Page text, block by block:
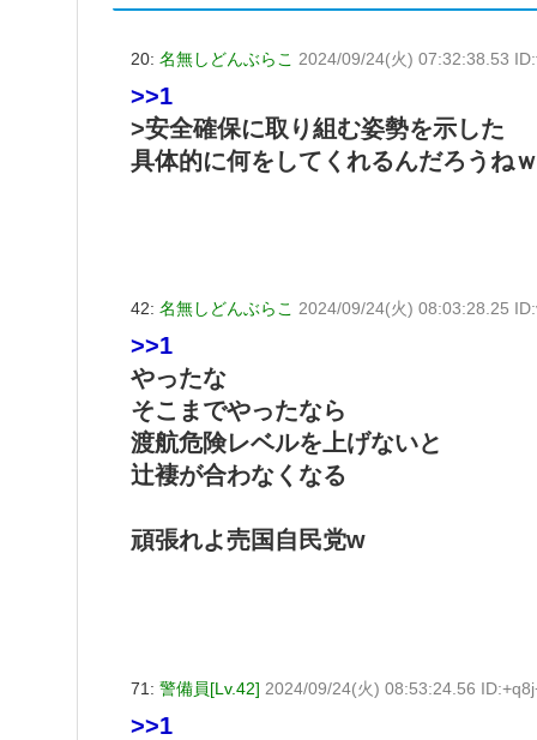
20: 名無しどんぶらこ 2024/09/24(火) 07:32:38.53
>>1
>安全確保に取り組む姿勢を示した
具体的に何をしてくれるんだろうねｗ
42: 名無しどんぶらこ 2024/09/24(火) 08:03:28.25
>>1
やったな
そこまでやったなら
渡航危険レベルを上げないと
辻褄が合わなくなる
頑張れよ売国自民党w
71: 警備員[Lv.42] 2024/09/24(火) 08:53:24.56
>>1